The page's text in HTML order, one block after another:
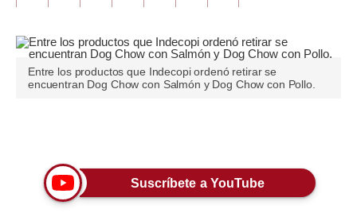
Inmobiliarias
Plus G
Pregunta de hoy
Entre los productos que Indecopi ordenó retirar se
encuentran Dog Chow con Salmón y Dog Chow con Pollo.
Suscríbete a YouTube